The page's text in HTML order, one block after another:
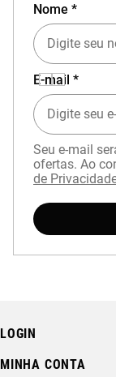
Nome *
E-mail *
Seu e-mail
ofertas. Ao
de
LOGIN
MINHA CONTA